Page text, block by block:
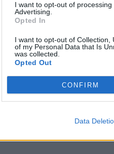
I want to opt-out of
Advertising.
Opted In
I want to opt-out of Collection,
of my Personal Data that Is
was collected.
Opted Out
CONFIRM
Data